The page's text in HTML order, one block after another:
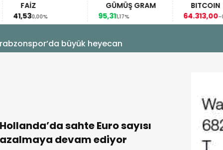
FAİZ
41,530,00%
GÜMÜŞ GRAM
95,311,17%
BITCOIN
64.313,00-0,12%
büyük heyecan
Hollanda’da sahte Euro sayısı
azalmaya devam ediyor